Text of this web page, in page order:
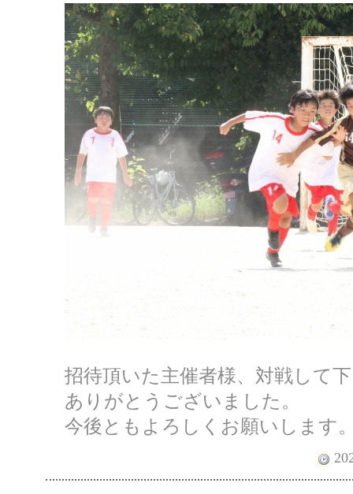
招待頂いた主催者様、対戦して
ありがとうございました。
今後ともよろしくお願いします